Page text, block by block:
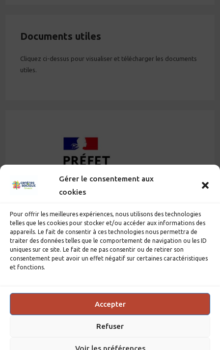
Gérer le consentement aux
cookies
Pour offrir les meilleures expériences, nous utilisons des technologies
telles que les cookies pour stocker et/ou accéder aux informations des
appareils. Le fait de consentir à ces technologies nous permettra de
traiter des données telles que le comportement de navigation ou les ID
uniques sur ce site. Le fait de ne pas consentir ou de retirer son
consentement peut avoir un effet négatif sur certaines caractéristiques
et fonctions.
Accepter
Refuser
Voir les préférences
Documents utiles
Cliquez ci-dessus pour visualiser et télécharger les documents
utiles.
Politique de confidentialité